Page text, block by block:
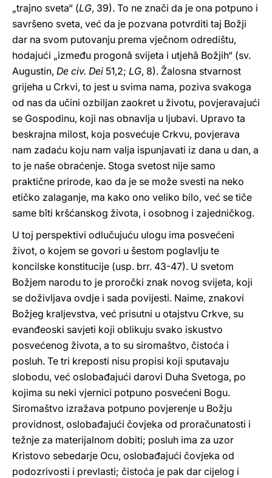
„trajno sveta“ (LG, 39). To ne znači da je ona potpuno i
savršeno sveta, već da je pozvana potvrditi taj Božji
dar na svom putovanju prema vječnom odredištu,
hodajući „između progonâ svijeta i utjehâ Božjih“ (sv.
Augustin, De civ. Dei 51,2; LG, 8). Žalosna stvarnost
grijeha u Crkvi, to jest u svima nama, poziva svakoga
od nas da učini ozbiljan zaokret u životu, povjeravajući
se Gospodinu, koji nas obnavlja u ljubavi. Upravo ta
beskrajna milost, koja posvećuje Crkvu, povjerava
nam zadaću koju nam valja ispunjavati iz dana u dan, a
to je naše obraćenje. Stoga svetost nije samo
praktične prirode, kao da je se može svesti na neko
etičko zalaganje, ma kako ono veliko bilo, već se tiče
same bîti kršćanskog života, i osobnog i zajedničkog.
U toj perspektivi odlučujuću ulogu ima posvećeni
život, o kojem se govori u šestom poglavlju te
koncilske konstitucije (usp. brr. 43-47). U svetom
Božjem narodu to je proročki znak novog svijeta, koji
se doživljava ovdje i sada povijesti. Naime, znakovi
Božjeg kraljevstva, već prisutni u otajstvu Crkve, su
evanđeoski savjeti koji oblikuju svako iskustvo
posvećenog života, a to su siromaštvo, čistoća i
posluh. Te tri kreposti nisu propisi koji sputavaju
slobodu, već oslobađajući darovi Duha Svetoga, po
kojima su neki vjernici potpuno posvećeni Bogu.
Siromaštvo izražava potpuno povjerenje u Božju
providnost, oslobađajući čovjeka od proračunatosti i
težnje za materijalnom dobiti; posluh ima za uzor
Kristovo sebedarje Ocu, oslobađajući čovjeka od
podozrivosti i prevlasti; čistoća je pak dar cijelog i